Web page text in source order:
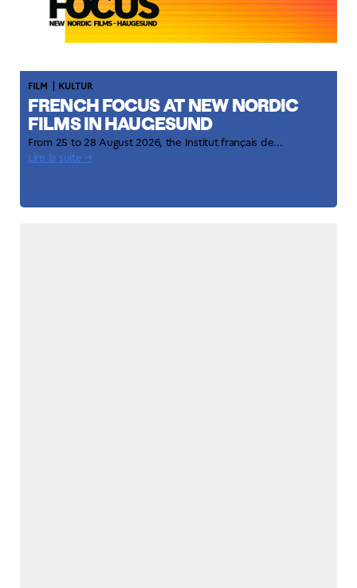
FILM | KULTUR
FRENCH FOCUS AT NEW NORDIC
FILMS IN HAUGESUND
From 25 to 28 August 2026, the Institut français de...
Lire la suite →